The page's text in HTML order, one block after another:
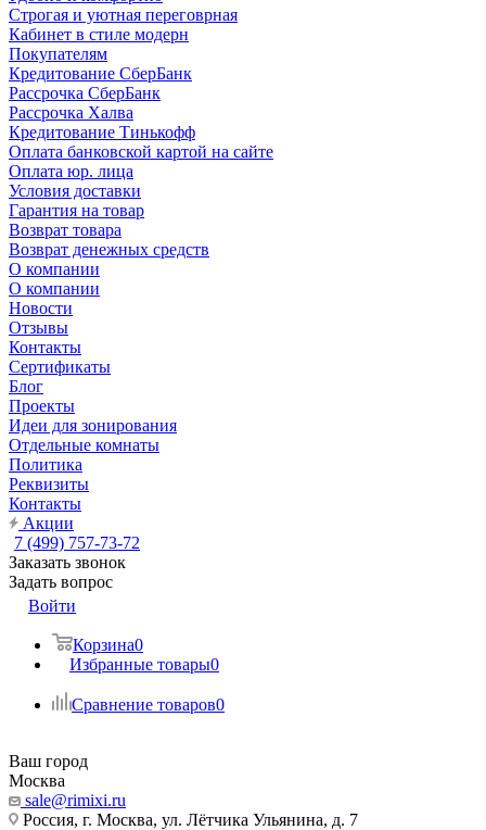
Строгая и уютная переговрная
Кабинет в стиле модерн
Покупателям
Кредитование СберБанк
Рассрочка СберБанк
Рассрочка Халва
Кредитование Тинькофф
Оплата банковской картой на сайте
Оплата юр. лица
Условия доставки
Гарантия на товар
Возврат товара
Возврат денежных средств
О компании
О компании
Новости
Отзывы
Контакты
Сертификаты
Блог
Проекты
Идеи для зонирования
Отдельные комнаты
Политика
Реквизиты
Контакты
Акции
7 (499) 757-73-72
Заказать звонок
Задать вопрос
Войти
Корзина0
Избранные товары0
Сравнение товаров0
Ваш город
Москва
sale@rimixi.ru
Россия, г. Москва, ул. Лётчика Ульянина, д. 7